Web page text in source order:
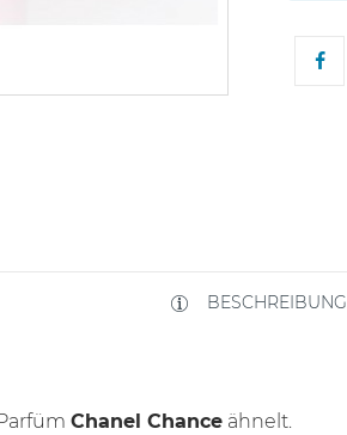
BESCHREIBUNG
Chanel Chance ähnelt.